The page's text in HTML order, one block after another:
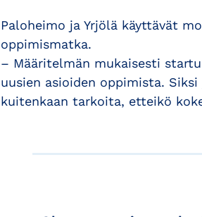
Paloheimo ja Yrjölä käyttävät
oppimismatka.
– Määritelmän mukaisesti
uusien asioiden oppimista.
kuitenkaan tarkoita, etteikö